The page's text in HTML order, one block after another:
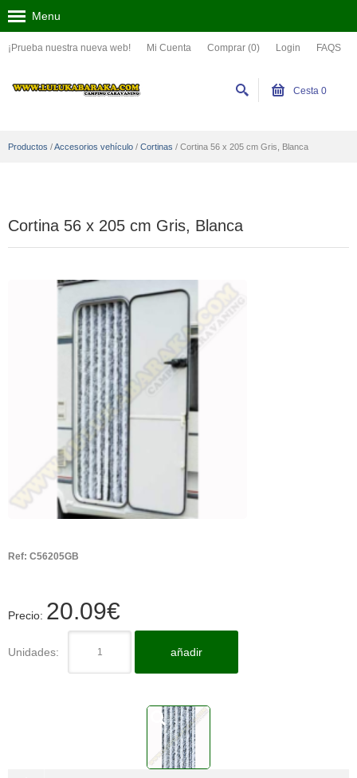
¡Prueba nuestra nueva web! Mi Cuenta Comprar (0) Login FAQS
Menu
Cesta 0
Productos /Accesorios vehículo / Cortinas / Cortina 56 x 205 cm Gris, Blanca
Cortina 56 x 205 cm Gris, Blanca
Ref: C56205GB
Precio: 20.09€
Unidades: añadir